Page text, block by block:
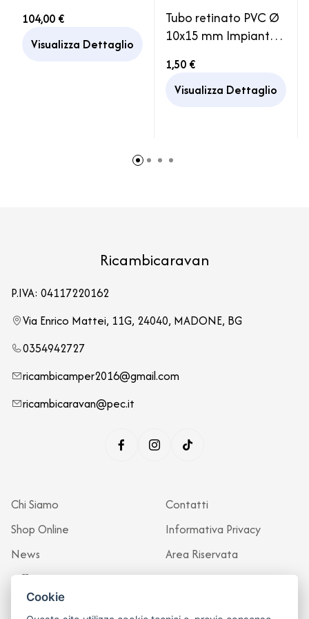
Camper Caravan
Barca
104,00 €
Visualizza Dettaglio
Tubo retinato PVC Ø
10x15 mm Impianto
1,50 €
Visualizza Dettaglio
Ricambicaravan
P.IVA: 04117220162
Via Enrico Mattei, 11G, 24040, MADONE, BG
0354942727
ricambicamper2016@gmail.com
ricambicaravan@pec.it
Chi Siamo
Shop Online
News
Officina
Contatti
Informativa Privacy
Area Riservata
Cookie